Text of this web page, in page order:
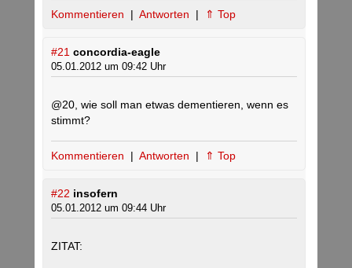
Kommentieren | Antworten | ⇑ Top
#21 concordia-eagle
05.01.2012 um 09:42 Uhr
@20, wie soll man etwas dementieren, wenn es
stimmt?
Kommentieren | Antworten | ⇑ Top
#22 insofern
05.01.2012 um 09:44 Uhr
ZITAT: